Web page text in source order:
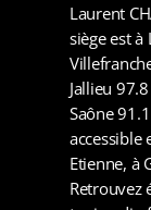
Laurent
siège est à
Jallieu
Saône
accessible
Etienne, à
Retrouvez